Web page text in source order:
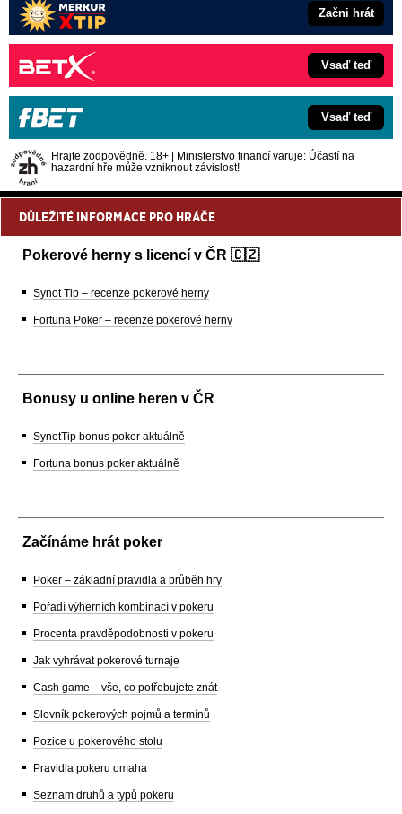
Začni hrát
Vsaď teď
Vsaď teď
Hrajte zodpovědně. 18+ | Ministerstvo financí varuje: Účastí na
hazardní hře může vzniknout závislost!
DŮLEŽITÉ INFORMACE PRO HRÁČE
Pokerové herny s licencí v ČR 🇨🇿
Synot Tip – recenze pokerové herny
Fortuna Poker – recenze pokerové herny
Bonusy u online heren v ČR
SynotTip bonus poker aktuálně
Fortuna bonus poker aktuálně
Začínáme hrát poker
Poker – základní pravidla a průběh hry
Pořadí výherních kombinací v pokeru
Procenta pravděpodobnosti v pokeru
Jak vyhrávat pokerové turnaje
Cash game – vše, co potřebujete znát
Slovník pokerových pojmů a termínů
Pozice u pokerového stolu
Pravidla pokeru omaha
Seznam druhů a typů pokeru